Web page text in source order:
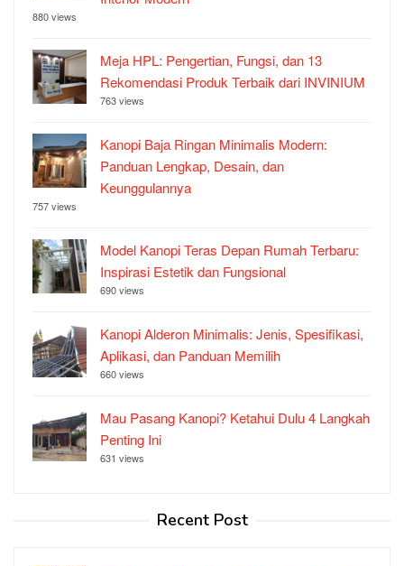
880 views
Meja HPL: Pengertian, Fungsi, dan 13
Rekomendasi Produk Terbaik dari INVINIUM
763 views
Kanopi Baja Ringan Minimalis Modern:
Panduan Lengkap, Desain, dan
Keunggulannya
757 views
Model Kanopi Teras Depan Rumah Terbaru:
Inspirasi Estetik dan Fungsional
690 views
Kanopi Alderon Minimalis: Jenis, Spesifikasi,
Aplikasi, dan Panduan Memilih
660 views
Mau Pasang Kanopi? Ketahui Dulu 4 Langkah
Penting Ini
631 views
Recent Post